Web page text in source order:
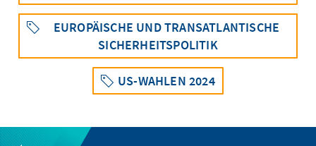
EUROPÄISCHE UND TRANSATLANTISCHE
SICHERHEITSPOLITIK
US-WAHLEN 2024